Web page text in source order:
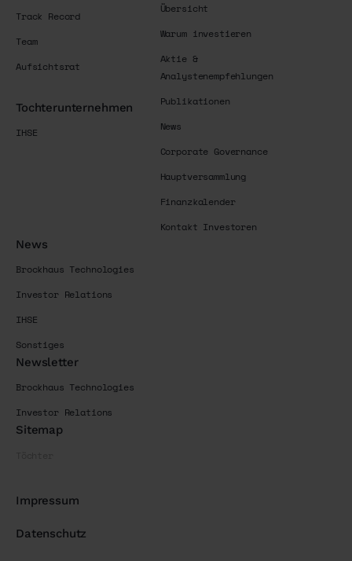
Sitemap
Impressum
Datenschutz
Track Record
Team
Aufsichtsrat
Tochterunternehmen
IHSE
Übersicht
Warum investieren
Aktie &
Analystenempfehlungen
Publikationen
News
Corporate Governance
Hauptversammlung
Finanzkalender
Kontakt Investoren
News
Brockhaus Technologies
Investor Relations
IHSE
Sonstiges
Newsletter
Brockhaus Technologies
Investor Relations